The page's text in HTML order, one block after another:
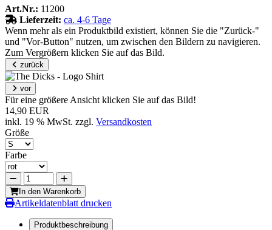
Art.Nr.: 11200
Lieferzeit: ca. 4-6 Tage
Wenn mehr als ein Produktbild existiert, können Sie die "Zurück-"
und "Vor-Button" nutzen, um zwischen den Bildern zu navigieren.
Zum Vergrößern klicken Sie auf das Bild.
zurück
vor
Für eine größere Ansicht klicken Sie auf das Bild!
14,90 EUR
inkl. 19 % MwSt. zzgl. Versandkosten
Größe
Farbe
In den Warenkorb
Artikeldatenblatt drucken
Produktbeschreibung